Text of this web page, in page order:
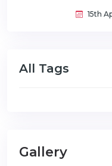
15th
All Tags
Gallery